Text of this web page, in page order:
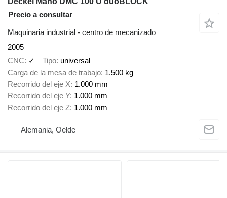
Precio a consultar
Maquinaria industrial - centro de mecanizado
2005
CNC
✓ Tipo universal
Carga de la mesa de trabajo 1.500 kg
Recorrido del eje X 1.000 mm
Recorrido del eje Y 1.000 mm
Recorrido del eje Z 1.000 mm
Alemania, Oelde